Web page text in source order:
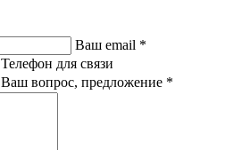
Ваш email *
Телефон для связи
Ваш вопрос, предложение *